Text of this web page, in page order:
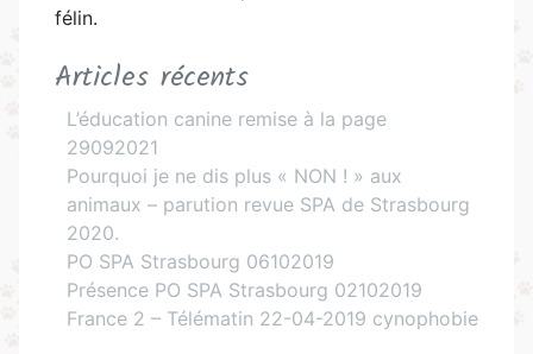
félin.
Articles récents
L’éducation canine remise à la page
29092021
Pourquoi je ne dis plus « NON ! » aux
animaux – parution revue SPA de Strasbourg
2020.
PO SPA Strasbourg 06102019
Présence PO SPA Strasbourg 02102019
France 2 – Télématin 22-04-2019 cynophobie